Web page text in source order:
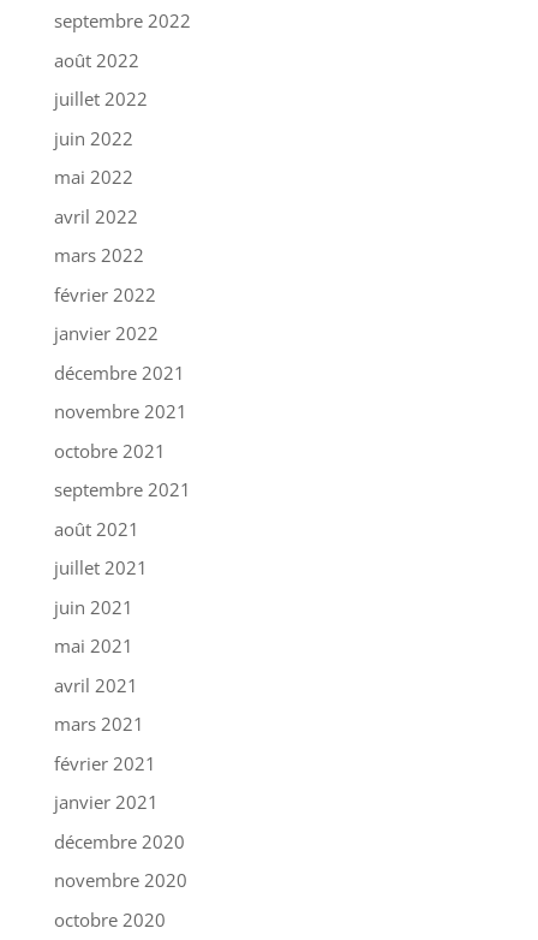
septembre 2022
août 2022
juillet 2022
juin 2022
mai 2022
avril 2022
mars 2022
février 2022
janvier 2022
décembre 2021
novembre 2021
octobre 2021
septembre 2021
août 2021
juillet 2021
juin 2021
mai 2021
avril 2021
mars 2021
février 2021
janvier 2021
décembre 2020
novembre 2020
octobre 2020